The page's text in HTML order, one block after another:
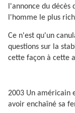
l'annonce du décès
l'homme le plus
Ce n'est qu'un
questions sur la
cette façon à cette
2003 Un américain
avoir enchaîné sa